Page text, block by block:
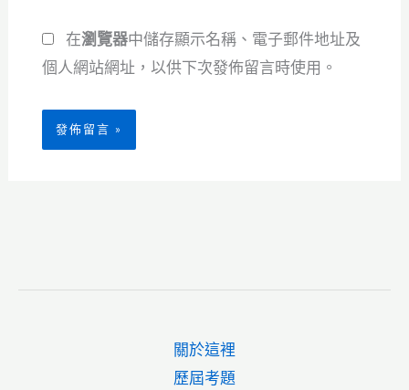
*
址
在瀏覽器中儲存顯示名稱、電子郵件地址及
個人網站網址，以供下次發佈留言時使用。
關於這裡
歷屆考題